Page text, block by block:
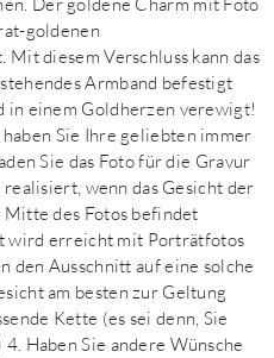
goldenen
diesem Verschluss kann das
Armband befestigt
in einem Goldherzen verewigt!
Sie Ihre geliebten immer
Sie das Foto für die Gravur
wenn das Gesicht der
des Fotos befindet
wird erreicht mit Porträtfotos
den Ausschnitt auf eine solche
am besten zur Geltung
Kette (es sei denn, Sie
Haben Sie andere Wünsche